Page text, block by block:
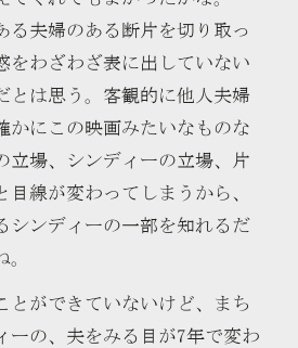
る夫婦のある断片を切り取っ
をわざわざ表に出していない
とは思う。客観的に他人夫婦
かにこの映画みたいなものな
立場、シンディーの立場、片
目線が変わってしまうから、
シンディーの一部を知れるだ
とができていないけど、まち
ーの、夫をみる目が7年で変わ